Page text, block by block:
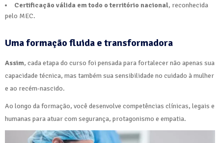
Certificação válida em todo o território nacional, reconhecida
pelo MEC.
Uma formação fluida e transformadora
Assim, cada etapa do curso foi pensada para fortalecer não apenas sua
capacidade técnica, mas também sua sensibilidade no cuidado à mulher
e ao recém-nascido.
Ao longo da formação, você desenvolve competências clínicas, legais e
humanas para atuar com segurança, protagonismo e empatia.